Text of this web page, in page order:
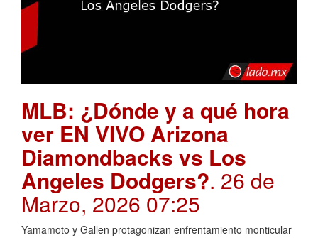
MLB: ¿Dónde y a qué hora
ver EN VIVO Arizona
Diamondbacks vs Los
Angeles Dodgers?. 26 de
Marzo, 2026 07:25
Yamamoto y Gallen protagonizan enfrentamiento monticular